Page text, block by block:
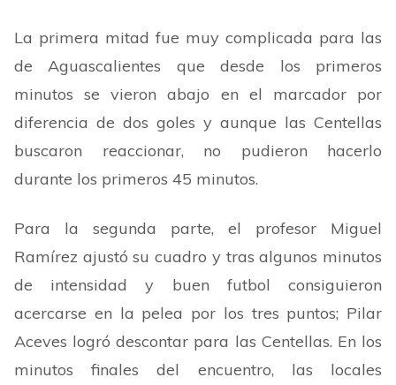
La primera mitad fue muy complicada para las
de Aguascalientes que desde los primeros
minutos se vieron abajo en el marcador por
diferencia de dos goles y aunque las Centellas
buscaron reaccionar, no pudieron hacerlo
durante los primeros 45 minutos.
Para la segunda parte, el profesor Miguel
Ramírez ajustó su cuadro y tras algunos minutos
de intensidad y buen futbol consiguieron
acercarse en la pelea por los tres puntos; Pilar
Aceves logró descontar para las Centellas. En los
minutos finales del encuentro, las locales